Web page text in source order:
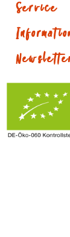
Service